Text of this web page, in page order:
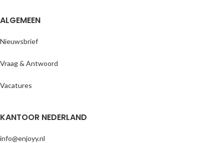
ALGEMEEN
Nieuwsbrief
Vraag & Antwoord
Vacatures
KANTOOR NEDERLAND
info@enjoyy.nl